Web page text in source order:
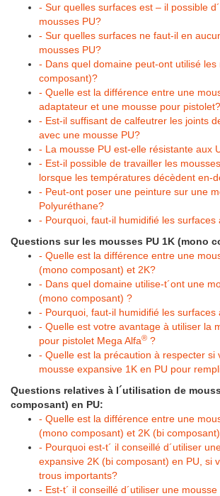
- Sur quelles surfaces est – il possible
mousses PU?
- Sur quelles surfaces ne faut-il en
mousses PU?
- Dans quel domaine peut-ont utilisé
composant)?
- Quelle est la différence entre une
adaptateur et une mousse pour pistolet?
- Est-il suffisant de calfeutrer les joints
avec une mousse PU?
- La mousse PU est-elle résistante aux
- Est-il possible de travailler les
lorsque les températures décèdent en-
- Peut-ont poser une peinture sur une
Polyuréthane?
- Pourquoi, faut-il humidifié les surfaces
Questions sur les mousses PU 1K (mono
- Quelle est la différence entre une
(mono composant) et 2K?
- Dans quel domaine utilise-t´ont une
(mono composant) ?
- Pourquoi, faut-il humidifié les surfaces
- Quelle est votre avantage à utiliser la
pour pistolet Mega Alfa® ?
- Quelle est la précaution à respecter si
mousse expansive 1K en PU pour
Questions relatives à l´utilisation de
composant) en PU:
- Quelle est la différence entre une
(mono composant) et 2K (bi
- Pourquoi est-t´ il conseillé d´utiliser
expansive 2K (bi composant) en PU, si
trous importants?
- Est-t´ il conseillé d´utiliser une